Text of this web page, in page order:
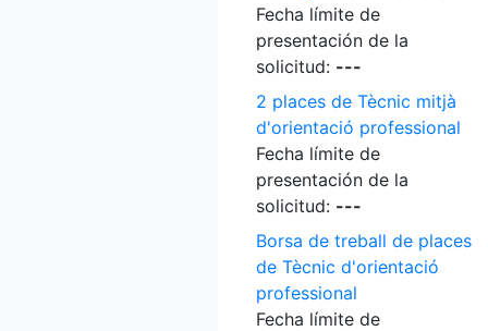
Fecha límite de
presentación de la
solicitud: ---
2 places de Tècnic mitjà
d'orientació professional
Fecha límite de
presentación de la
solicitud: ---
Borsa de treball de places
de Tècnic d'orientació
professional
Fecha límite de